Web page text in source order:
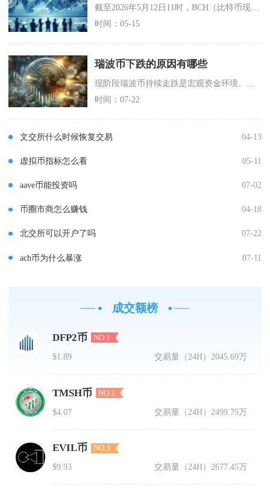
截至2026年5月12日11时，BCH（比特币现金）实时市值约为91.77亿美元，折合人民
时间：05-15
瑞波币下跌的原因有哪些
时间：07-22
文交所什么时候恢复交易 04-13
虚拟币指标怎么看 05-11
aave币能投资吗 07-02
币圈市商怎么赚钱 04-18
北交所可以开户了吗 07-22
ach币为什么暴涨 07-11
成交额榜
DFP2币 NO.1
$1.89 交易量（24H） 2045.69万
TMSH币 NO.2
$4.07 交易量（24H） 2499.75万
EVIL币 NO.3
$9.93 交易量（24H）2677.45万